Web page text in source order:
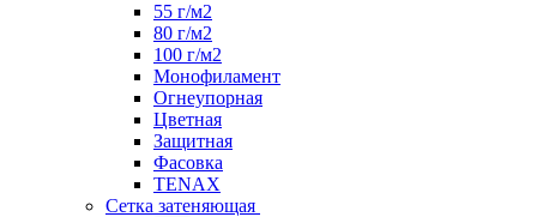
55 г/м2
80 г/м2
100 г/м2
Монофиламент
Огнеупорная
Цветная
Защитная
Фасовка
TENAX
Сетка затеняющая